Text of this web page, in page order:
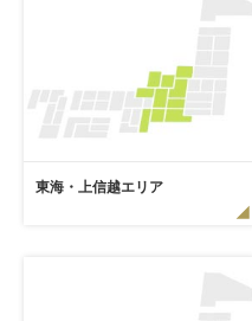
東海・上信越エリア